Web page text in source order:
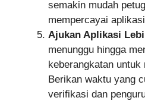
semakin mudah
mempercayai
Ajukan Aplikasi
menunggu hingga
keberangkatan
Berikan waktu yang
verifikasi dan